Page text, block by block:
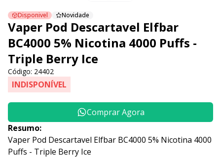
Disponivel Novidade
Vaper Pod Descartavel Elfbar
BC4000 5% Nicotina 4000 Puffs -
Triple Berry Ice
Código: 24402
INDISPONÍVEL
Comprar Agora
Resumo:
Vaper Pod Descartavel Elfbar BC4000 5% Nicotina 4000
Puffs - Triple Berry Ice